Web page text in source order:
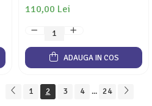
110,00 Lei
ADAUGA IN COS
1 2 3 4 ... 24